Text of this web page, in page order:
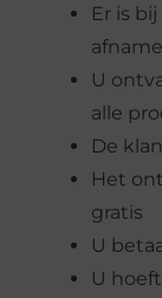
Er is
U
alle
De
Het
gratis
U
U